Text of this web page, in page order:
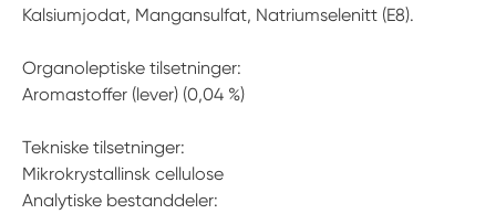
Kalsiumjodat, Mangansulfat, Natriumselenitt (E8).
Organoleptiske tilsetninger:
Aromastoffer (lever) (0,04 %)
Tekniske tilsetninger:
Mikrokrystallinsk cellulose
Analytiske bestanddeler: